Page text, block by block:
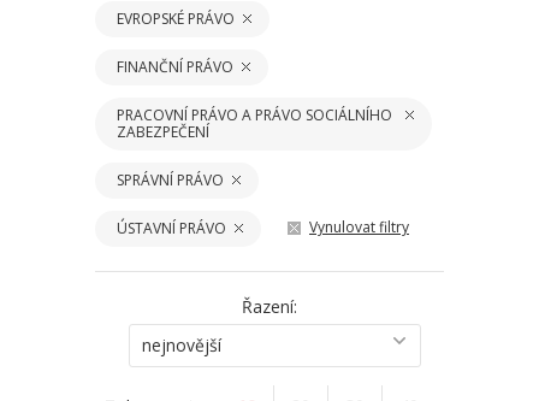
EVROPSKÉ PRÁVO
FINANČNÍ PRÁVO
PRACOVNÍ PRÁVO A PRÁVO SOCIÁLNÍHO
ZABEZPEČENÍ
SPRÁVNÍ PRÁVO
ÚSTAVNÍ PRÁVO Vynulovat filtry
Řazení:
nejnovější